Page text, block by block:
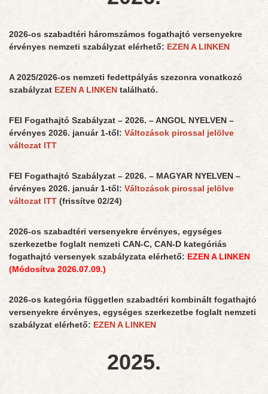
2026-os szabadtéri háromszámos fogathajtó versenyekre
érvényes nemzeti szabályzat elérhető: EZEN A LINKEN
A 2025/2026-os nemzeti fedettpályás szezonra vonatkozó
szabályzat EZEN A LINKEN található.
FEI Fogathajtó Szabályzat – 2026. – ANGOL NYELVEN –
érvényes 2026. január 1-től: Változások pirossal jelölve
változat ITT
FEI Fogathajtó Szabályzat – 2026. – MAGYAR NYELVEN –
érvényes 2026. január 1-től: Változások pirossal jelölve
változat ITT (frissítve 02/24)
2026-os szabadtéri versenyekre érvényes, egységes
szerkezetbe foglalt nemzeti CAN-C, CAN-D kategóriás
fogathajtó versenyek szabályzata elérhető: EZEN A LINKEN
(Módosítva 2026.07.09.)
2026-os kategória független szabadtéri kombinált fogathajtó
versenyekre érvényes, egységes szerkezetbe foglalt nemzeti
szabályzat elérhető: EZEN A LINKEN
2025.